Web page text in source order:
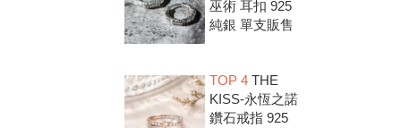
巫術 耳扣 925
純銀 單支販售
TOP 4THE
KISS-永恆之諾
鑽石戒指 925